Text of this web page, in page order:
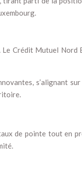
Crédit Mutuel Nord
s’alignant
de pointe tout en